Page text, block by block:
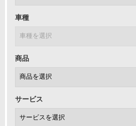
車種
商品
サービス